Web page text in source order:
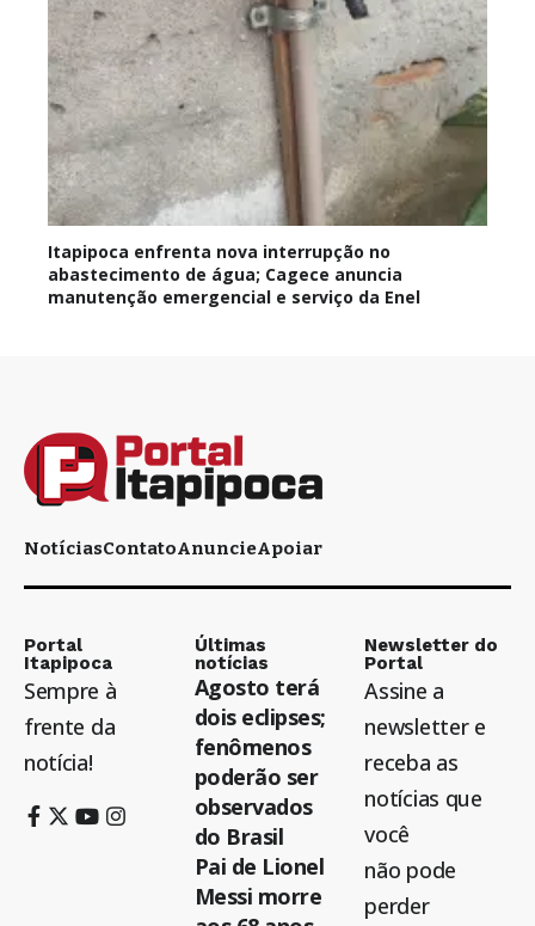
Itapipoca enfrenta nova interrupção no
abastecimento de água; Cagece anuncia
manutenção emergencial e serviço da Enel
NotíciasContatoAnuncieApoiar
Portal
Itapipoca
Sempre à
frente da
notícia!
Últimas
notícias
Agosto terá
dois eclipses;
fenômenos
poderão ser
observados
do Brasil
Pai de Lionel
Messi morre
Newsletter do
Portal
Assine a
newsletter e
receba as
notícias que
você
não pode
perder